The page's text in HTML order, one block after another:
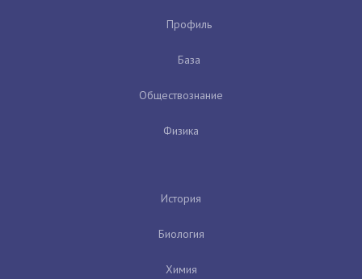
Профиль
База
Обществознание
Физика
История
Биология
Химия